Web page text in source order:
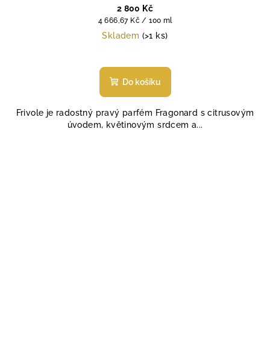
2 800 Kč
Měrná
cena:
4 666,67 Kč / 100 ml
Skladem (>1 ks)
hodnocení
produktu
z
5
Do košíku
Frivole je radostný pravý parfém Fragonard s citrusovým
úvodem, květinovým srdcem a...